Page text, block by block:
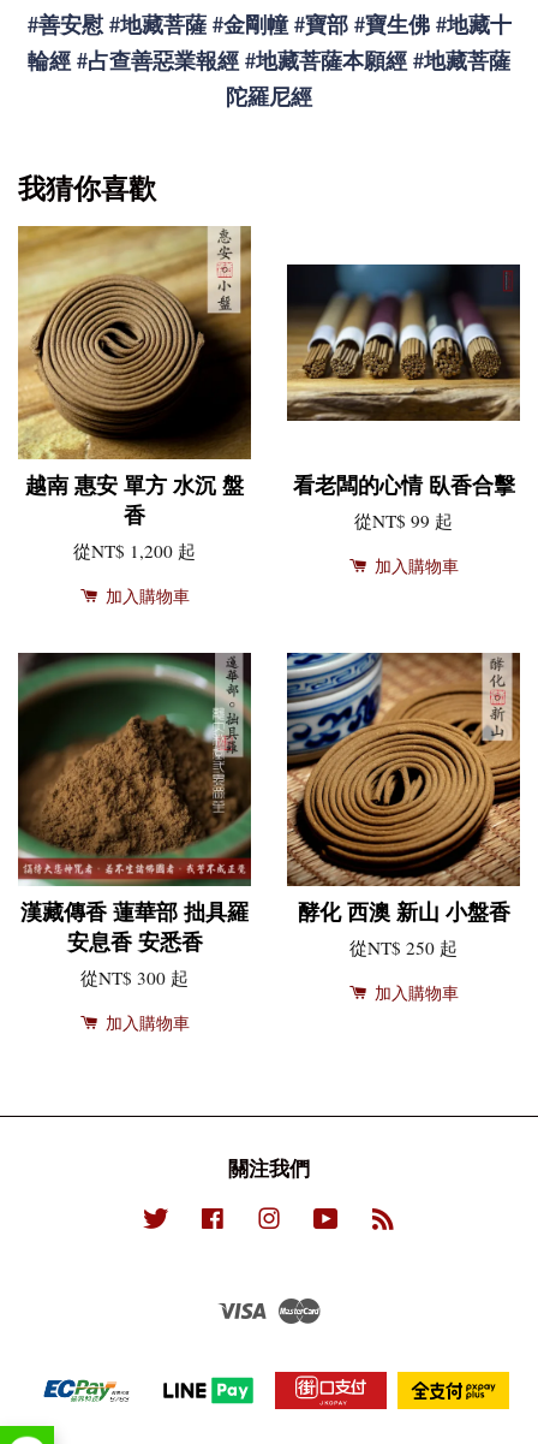
#善安慰 #地藏菩薩 #金剛幢 #寶部 #寶生佛 #地藏十
輪經 #占查善惡業報經 #地藏菩薩本願經 #地藏菩薩
陀羅尼經
我猜你喜歡
越南 惠安 單方 水沉 盤
香
從NT$ 1,200 起
加入購物車
看老闆的心情 臥香合擊
從NT$ 99 起
加入購物車
漢藏傳香 蓮華部 拙具羅
安息香 安悉香
從NT$ 300 起
加入購物車
酵化 西澳 新山 小盤香
從NT$ 250 起
加入購物車
關注我們
Twitter Facebook Instagram YouTube
Visa